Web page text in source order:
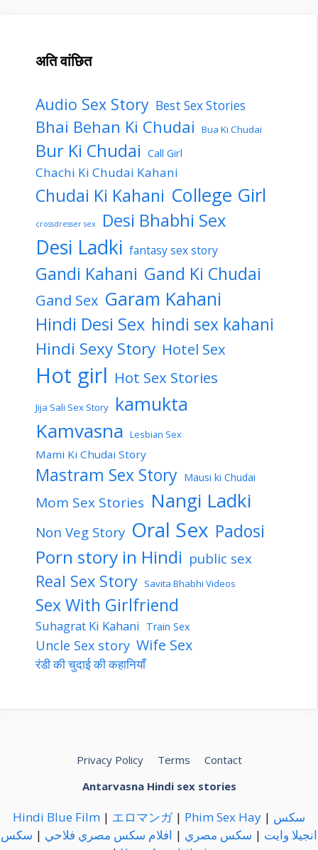
अति वांछित
Audio Sex Story Best Sex Stories
Bhai Behan Ki Chudai Bua Ki Chudai
Bur Ki Chudai Call Girl
Chachi Ki Chudai Kahani
Chudai Ki Kahani College Girl
crossdresser sex Desi Bhabhi Sex
Desi Ladki fantasy sex story
Gandi Kahani Gand Ki Chudai
Gand Sex Garam Kahani
Hindi Desi Sex hindi sex kahani
Hindi Sexy Story Hotel Sex
Hot girl Hot Sex Stories
Jija Sali Sex Story kamukta
Kamvasna Lesbian Sex
Mami Ki Chudai Story
Mastram Sex Story Mausi ki Chudai
Mom Sex Stories Nangi Ladki
Non Veg Story Oral Sex Padosi
Porn story in Hindi public sex
Real Sex Story Savita Bhabhi Videos
Sex With Girlfriend
Suhagrat Ki Kahani Train Sex
Uncle Sex story Wife Sex
रंडी की चुदाई की कहानियाँ
Privacy Policy Terms
Contact
Antarvasna Hindi sex stories
Hindi Blue Film | エロマンガ| Phim Sex Hay | سكس
انجيلا وايت | سكس مصري | افلام سكس مصري فلاحي | سكس